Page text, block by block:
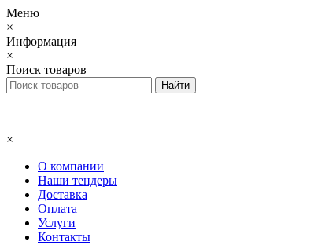
Меню
×
Информация
×
Поиск товаров
×
О компании
Наши тендеры
Доставка
Оплата
Услуги
Контакты